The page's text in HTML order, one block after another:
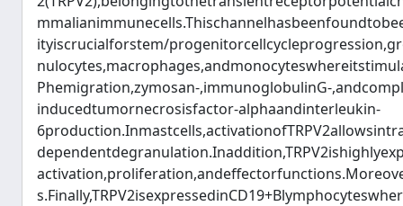
ityiscrucialforstem/
Phemigration,zymosan-,immunoglobulinG-
inducedtumornecrosisfactor-alphaandinterleukin-